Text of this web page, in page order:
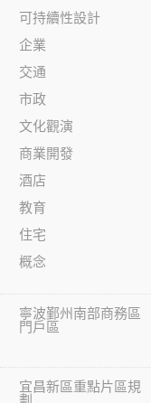
可持續性設計
企業
交通
市政
文化觀演
商業開發
酒店
教育
住宅
概念
寧波鄞州南部商務區
門戶區
宜昌新區重點片區規